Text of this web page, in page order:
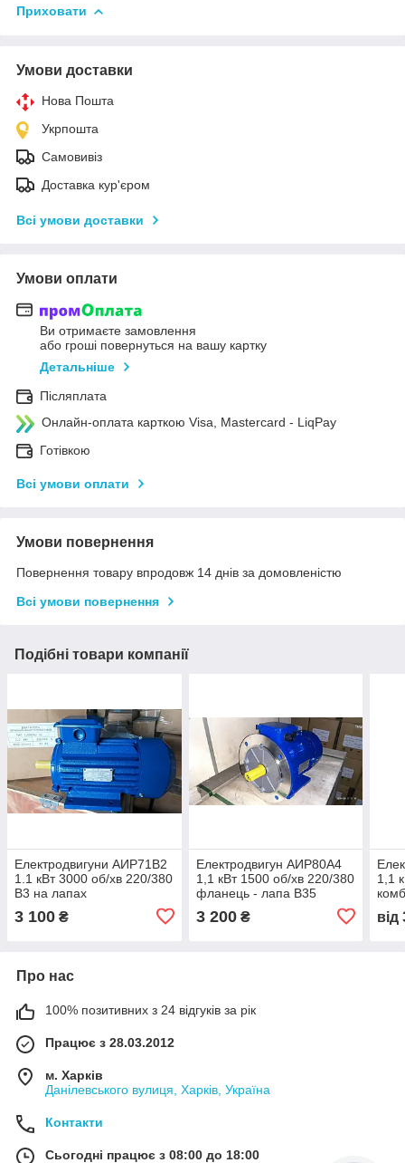
Приховати
Умови доставки
Нова Пошта
Укрпошта
Самовивіз
Доставка кур'єром
Всі умови доставки
Умови оплати
Ви отримаєте замовлення
або гроші повернуться на вашу картку
Детальніше
Післяплата
Онлайн-оплата карткою Visa, Mastercard - LiqPay
Готівкою
Всі умови оплати
Умови повернення
Повернення товару впродовж 14 днів за домовленістю
Всі умови повернення
Подібні товари компанії
Електродвигуни АИР71В2
1.1 кВт 3000 об/хв 220/380
В3 на лапах
3 100 ₴
Електродвигун АИР80А4
1,1 кВт 1500 об/хв 220/380
фланець - лапа В35
3 200₴
1,1
від
Про нас
100% позитивних з 24 відгуків за рік
Працює з 28.03.2012
м. Харків
Данілевського вулиця, Харків, Україна
Контакти
Сьогодні працює з 08:00 до 18:00